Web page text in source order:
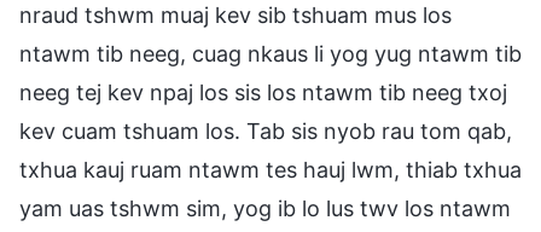
nraud tshwm muaj kev sib tshuam mus los
ntawm tib neeg, cuag nkaus li yog yug ntawm tib
neeg tej kev npaj los sis los ntawm tib neeg txoj
kev cuam tshuam los. Tab sis nyob rau tom qab,
txhua kauj ruam ntawm tes hauj lwm, thiab txhua
yam uas tshwm sim, yog ib lo lus twv los ntawm